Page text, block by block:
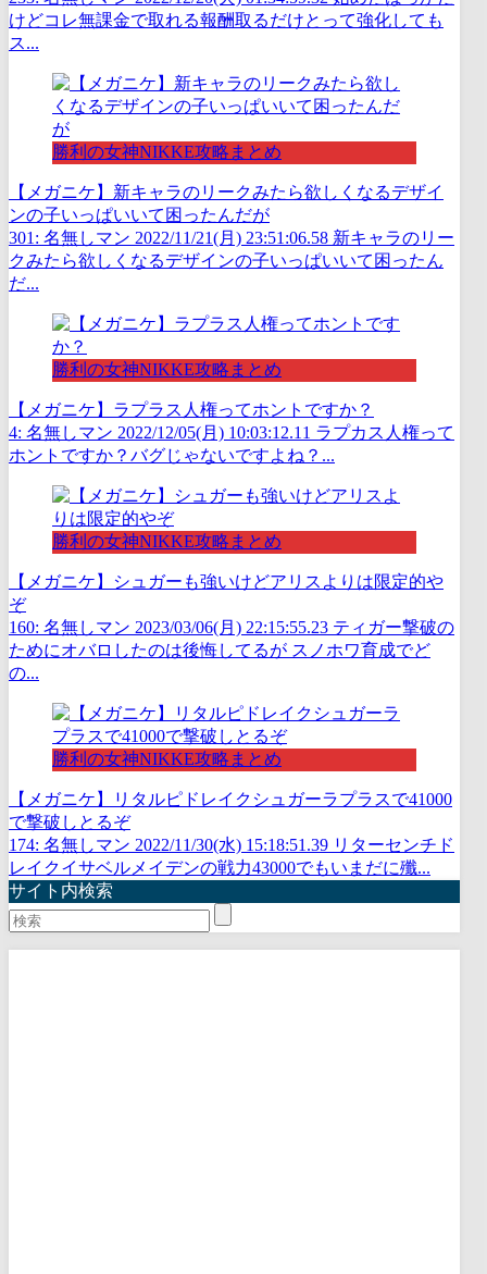
けどコレ無課金で取れる報酬取るだけとって強化しても
ス...
勝利の女神NIKKE攻略まとめ
【メガニケ】新キャラのリークみたら欲しくなるデザイ
ンの子いっぱいいて困ったんだが
301: 名無しマン 2022/11/21(月) 23:51:06.58 新キャラのリー
クみたら欲しくなるデザインの子いっぱいいて困ったん
だ...
勝利の女神NIKKE攻略まとめ
【メガニケ】ラプラス人権ってホントですか？
4: 名無しマン 2022/12/05(月) 10:03:12.11 ラプカス人権って
ホントですか？バグじゃないですよね？...
勝利の女神NIKKE攻略まとめ
【メガニケ】シュガーも強いけどアリスよりは限定的や
ぞ
160: 名無しマン 2023/03/06(月) 22:15:55.23 ティガー撃破の
ためにオバロしたのは後悔してるが スノホワ育成でど
の...
勝利の女神NIKKE攻略まとめ
【メガニケ】リタルピドレイクシュガーラプラスで41000
で撃破しとるぞ
174: 名無しマン 2022/11/30(水) 15:18:51.39 リターセンチド
レイクイサベルメイデンの戦力43000でもいまだに殲...
サイト内検索